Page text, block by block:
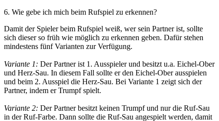
6. Wie gebe ich mich beim Rufspiel zu erkennen?
Damit der Spieler beim Rufspiel weiß, wer sein Partner ist, sollte
sich dieser so früh wie möglich zu erkennen geben. Dafür stehen
mindestens fünf Varianten zur Verfügung.
Variante 1: Der Partner ist 1. Ausspieler und besitzt u.a. Eichel-Ober
und Herz-Sau. In diesem Fall sollte er den Eichel-Ober ausspielen
und beim 2. Ausspiel die Herz-Sau. Bei Variante 1 zeigt sich der
Partner, indem er Trumpf spielt.
Variante 2: Der Partner besitzt keinen Trumpf und nur die Ruf-Sau
in der Ruf-Farbe. Dann sollte die Ruf-Sau angespielt werden, damit